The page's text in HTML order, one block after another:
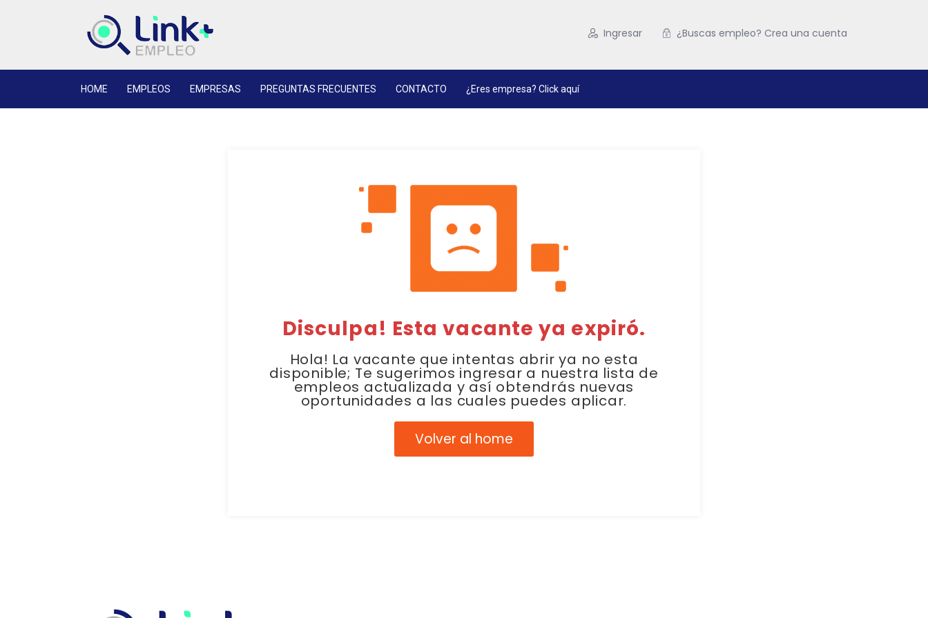
Ingresar ¿Buscas empleo? Crea una cuenta
HOME EMPLEOS EMPRESAS PREGUNTAS FRECUENTES CONTACTO ¿Eres empresa? Click aquí
Disculpa! Esta vacante ya expiró.
Hola! La vacante que intentas abrir ya no esta
disponible; Te sugerimos ingresar a nuestra lista de
empleos actualizada y así obtendrás nuevas
oportunidades a las cuales puedes aplicar.
Volver al home